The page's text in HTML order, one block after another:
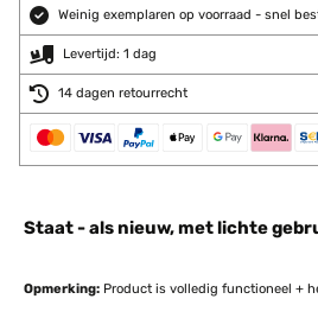
Weinig exemplaren op voorraad - snel
Levertijd: 1 dag
14 dagen retourrecht
Staat - als nieuw, met lichte
Opmerking: Product is volledig functioneel +